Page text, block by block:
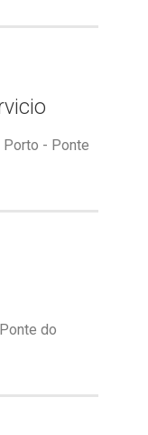
Porto - Ponte
do